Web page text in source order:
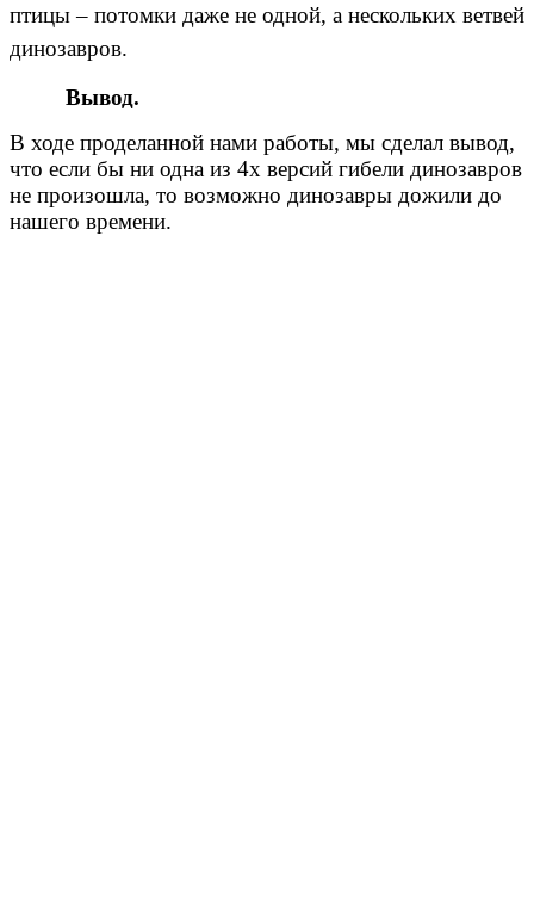
птицы – потомки даже не одной, а нескольких ветвей
динозавров.
Вывод.
В ходе проделанной нами работы, мы сделал вывод,
что если бы ни одна из 4х версий гибели динозавров
не произошла, то возможно динозавры дожили до
нашего времени.